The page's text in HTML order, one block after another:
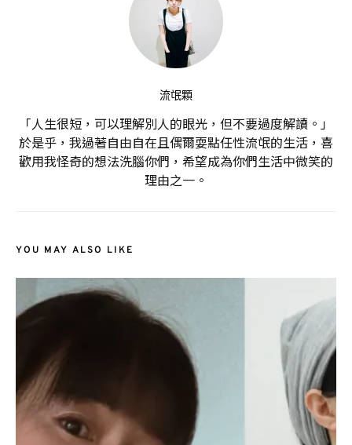
流氓顆
「人生很短，可以理解別人的眼光，但不要過度解讀。」
於是乎，我過著自由自在且偶爾耍點任性流氓的生活，喜
歡用我怪奇的想法洗腦你們，希望成為你們生活中微笑的
理由之一。
YOU MAY ALSO LIKE